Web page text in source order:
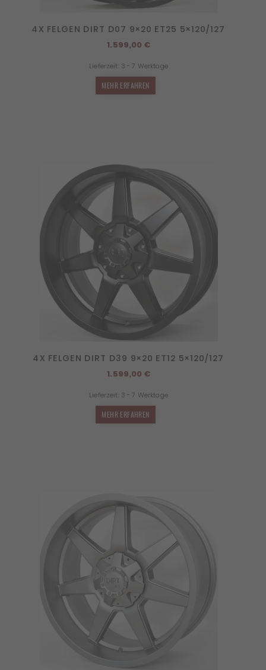
4X FELGEN DIRT D07 9×20 ET25 5×120/127
1.599,00 €
Lieferzeit: 3 - 7 Werktage
MEHR ERFAHREN
4X FELGEN DIRT D39 9×20 ET12 5×120/127
1.599,00 €
Lieferzeit: 3 - 7 Werktage
MEHR ERFAHREN